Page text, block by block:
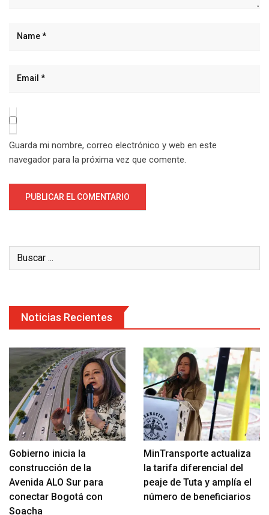
Guarda mi nombre, correo electrónico y web en este
navegador para la próxima vez que comente.
Noticias Recientes
Gobierno inicia la
construcción de la
Avenida ALO Sur para
conectar Bogotá con
Soacha
MinTransporte actualiza
la tarifa diferencial del
peaje de Tuta y amplía el
número de beneficiarios